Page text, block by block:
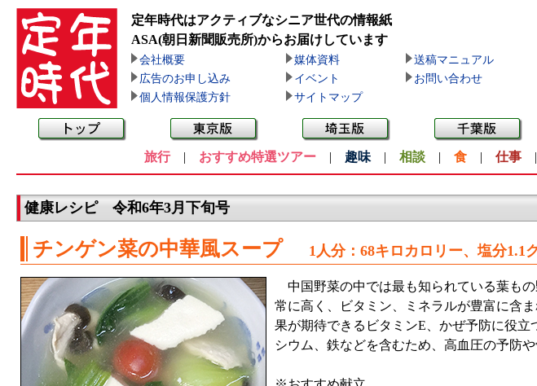
定年時代はアクティブなシニア世代の情報紙
ASA(朝日新聞販売所)からお届けしています
会社概要 媒体資料
送稿マニュアル
広告のお申し込み
イベント
お問い合わせ
個人情報保護方針
サイトマップ
旅行| おすすめ特選ツアー | 趣味 | 相談 | 食 | 仕事
健康レシピ 令和6年3月下旬号
チンゲン菜の中華風スープ 1人分：68キロカロリー、塩分1.1
中国野菜の中では最も知られている葉も
常に高く、ビタミン、ミネラルが豊富に含
果が期待できるビタミンE、かぜ予防に役
シウム、鉄などを含むため、高血圧の予防